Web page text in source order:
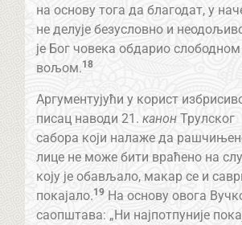
на основу тога да благодат, у
не делује безусловно и
је Бог човека обдарио слободном
вољом.18
Аргументујући у корист
писац наводи 21. канонТрулског
сабора који налаже да
лице не може бити враћено на
коју је обављало, макар се и
покајало.19На основу овога
саопштава: „Ни најпотпуније